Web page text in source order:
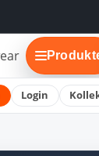
Login